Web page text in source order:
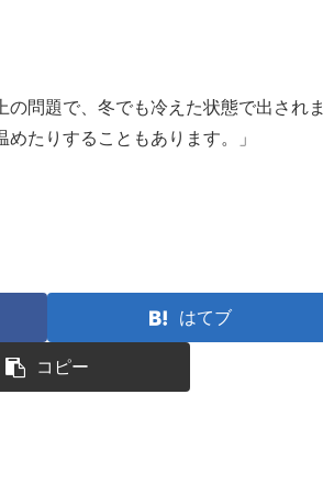
の問題で、冬でも冷えた状態で出されま
たりすることもあります。」
はてブ
コピー